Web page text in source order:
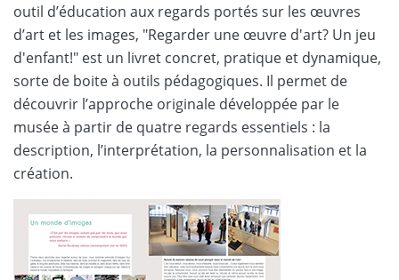
outil d’éducation aux regards portés sur les œuvres
d’art et les images, "Regarder une œuvre d'art? Un jeu
d'enfant!" est un livret concret, pratique et dynamique,
sorte de boite à outils pédagogiques. Il permet de
découvrir l’approche originale développée par le
musée à partir de quatre regards essentiels : la
description, l’interprétation, la personnalisation et la
création.